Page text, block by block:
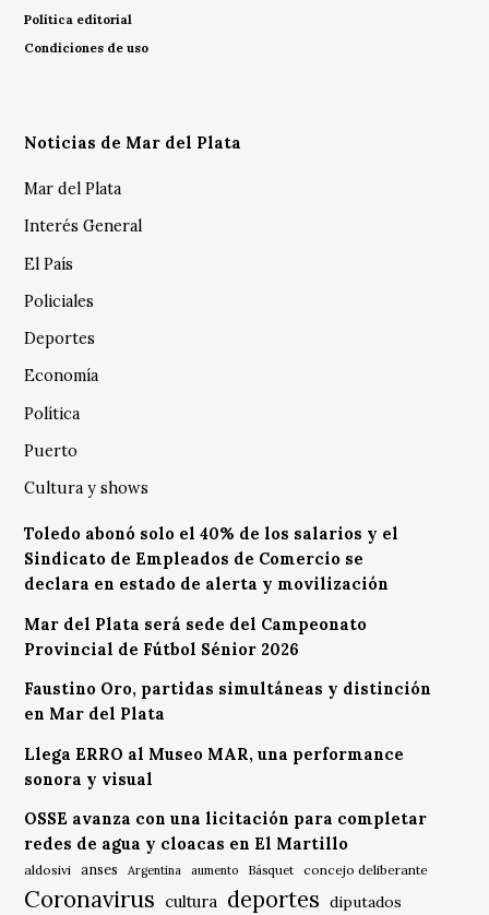
Política editorial
Condiciones de uso
Noticias de Mar del Plata
Mar del Plata
Interés General
El País
Policiales
Deportes
Economía
Política
Puerto
Cultura y shows
Toledo abonó solo el 40% de los salarios y el
Sindicato de Empleados de Comercio se
declara en estado de alerta y movilización
Mar del Plata será sede del Campeonato
Provincial de Fútbol Sénior 2026
Faustino Oro, partidas simultáneas y distinción
en Mar del Plata
Llega ERRO al Museo MAR, una performance
sonora y visual
OSSE avanza con una licitación para completar
redes de agua y cloacas en El Martillo
aldosivi anses Argentina aumento Básquet concejo deliberante
Coronavirus cultura deportes diputados